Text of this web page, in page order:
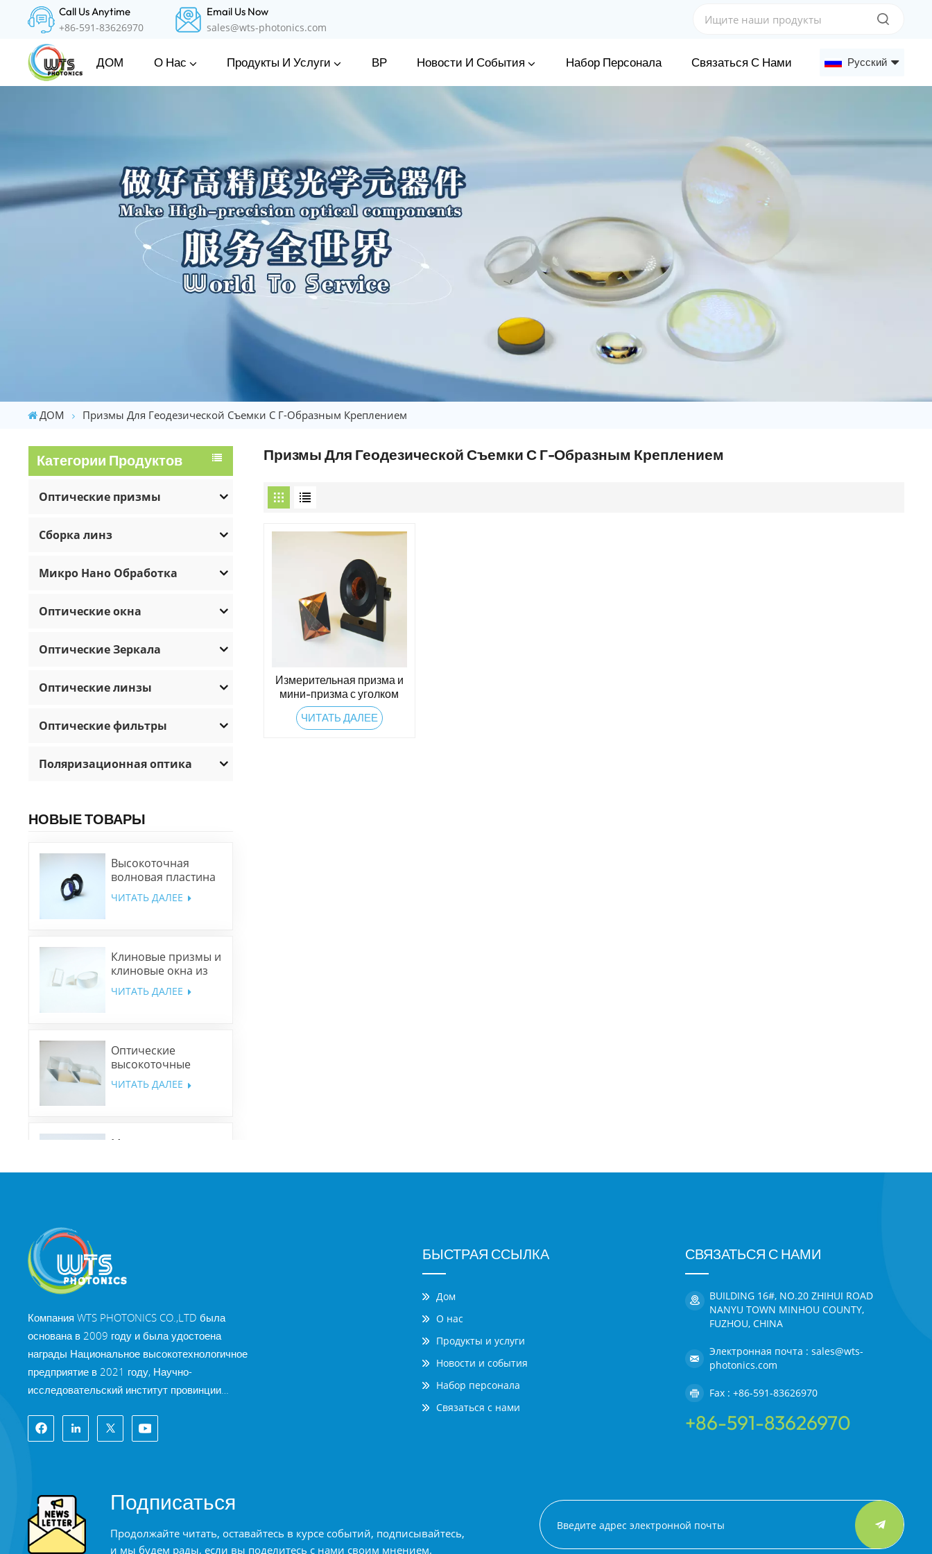
Call Us Anytime
+86-591-83626970
Email Us Now
sales@wts-photonics.com
ДОМ О Нас Продукты И Услуги ВР Новости И События Набор Персонала Связаться С Нами Русский
中文
ДОМ Призмы Для Геодезической Съемки С Г-Образным Креплением
Категории Продуктов
Оптические призмы
Сборка линз
Микро Нано Обработка
Оптические окна
Оптические Зеркала
Оптические линзы
Оптические фильтры
Поляризационная оптика
НОВЫЕ ТОВАРЫ
Высокоточная
волновая пластина
низкого порядка
ЧИТАТЬ ДАЛЕЕ
Клиновые призмы и
клиновые окна из
N-BK7 и плавленого
кварца
ЧИТАТЬ ДАЛЕЕ
Оптические
высокоточные
ромбовидные
призмы
ЧИТАТЬ ДАЛЕЕ
Многополосные
зеркала
Призмы Для Геодезической Съемки С Г-Образным Креплением
Измерительная призма и
мини-призма с уголком
ЧИТАТЬ ДАЛЕЕ
Компания WTS PHOTONICS CO.,LTD была
основана в 2009 году и была удостоена
награды Национальное высокотехнологичное
предприятие в 2021 году, Научно-
исследовательский институт провинции
предприятие» и профессия провинции Фуцзянь
Предприятие Precision-Specialization-Innovation
известный оптический город в Китае. WTS
имеет 11 000 квадратных метров
стандартизированных заводских зданий, группа
БЫСТРАЯ ССЫЛКА
Дом
О нас
Продукты и услуги
Новости и события
Набор персонала
Связаться с нами
СВЯЗАТЬСЯ С НАМИ
BUILDING 16#, NO.20 ZHIHUI ROAD
NANYU TOWN MINHOU COUNTY,
FUZHOU, CHINA
Электронная почта : sales@wts-
photonics.com
Fax : +86-591-83626970
+86-591-83626970
Подписаться
Продолжайте читать, оставайтесь в курсе событий, подписывайтесь,
и мы будем рады, если вы поделитесь с нами своим мнением.